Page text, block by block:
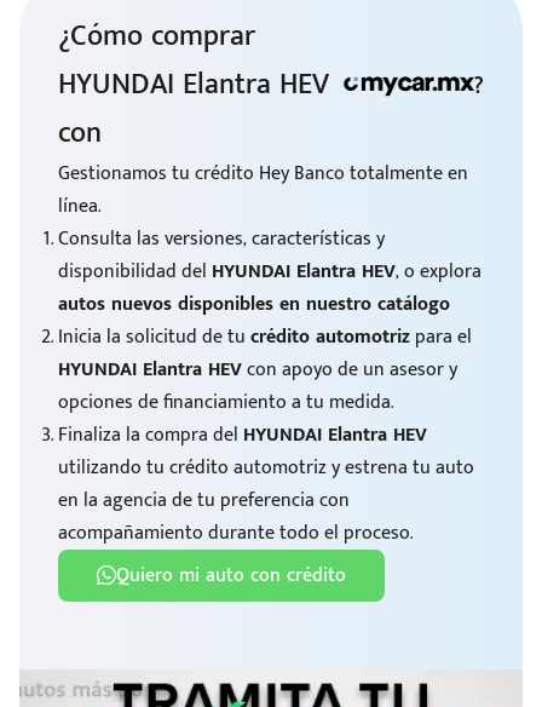
¿Cómo comprar
HYUNDAI Elantra HEV
con
?
Gestionamos tu crédito Hey Banco totalmente en
línea.
Consulta las versiones, características y
disponibilidad del HYUNDAI Elantra HEV, o explora
autos nuevos disponibles en nuestro catálogo
Inicia la solicitud de tucrédito automotrizpara el
HYUNDAI Elantra HEVcon apoyo de un asesor y
opciones de financiamiento a tu medida.
Finaliza la compra del HYUNDAI Elantra HEV
utilizando tu crédito automotriz y estrena tu auto
en la agencia de tu preferencia con
acompañamiento durante todo el proceso.
Quiero mi auto con crédito